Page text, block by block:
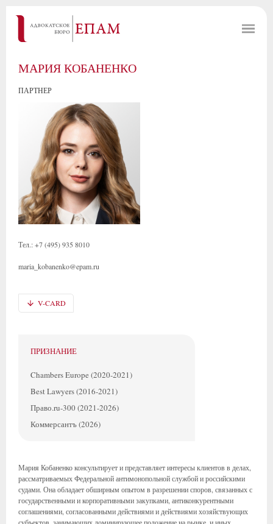
МАРИЯ КОБАНЕНКО
ПАРТНЕР
Тел.: +7 (495) 935 8010
maria_kobanenko@epam.ru
V-CARD
ПРИЗНАНИЕ
Chambers Europe (2020-2021)
Best Lawyers (2016-2021)
Право.ru-300 (2021-2026)
Коммерсантъ (2026)
Мария Кобаненко консультирует и представляет интересы клиентов в делах,
рассматриваемых Федеральной антимонопольной службой и российскими
судами. Она обладает обширным опытом в разрешении споров, связанных с
государственными и корпоративными закупками, антиконкурентными
соглашениями, согласованными действиями и действиями хозяйствующих